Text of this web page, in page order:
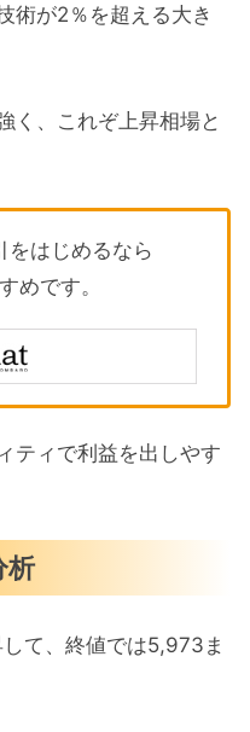
術が2％を超える大き
く、これぞ上昇相場と
をはじめるなら
めです。
ティで利益を出しやす
析
て、終値では5,973ま